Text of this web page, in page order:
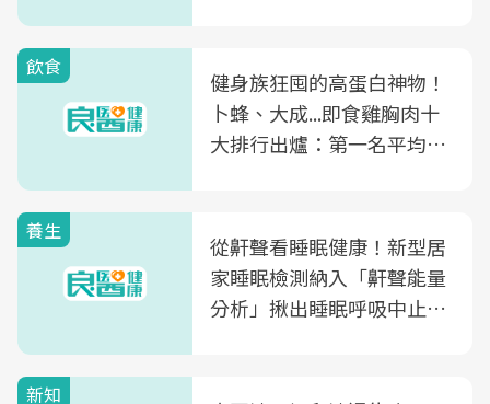
飲食
健身族狂囤的高蛋白神物！
卜蜂、大成...即食雞胸肉十
大排行出爐：第一名平均一
養生
從鼾聲看睡眠健康！新型居
家睡眠檢測納入「鼾聲能量
分析」揪出睡眠呼吸中止症
新知